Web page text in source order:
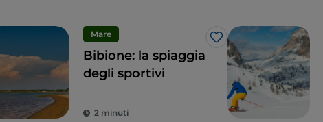
Mare
Like
Bibione: la spiaggia
degli sportivi
2 minuti